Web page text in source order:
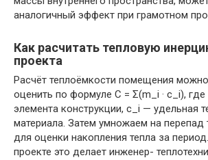
аналогичный эффект при грамотном
Как расчитать тепловую
проекта
Расчёт теплоёмкости помещения
оценить по формуле C = Σ(m_i · c_i),
элемента конструкции, c_i — удельная
материала. Затем умножаем на перепад
для оценки накопления тепла за
проекте это делает инженер-